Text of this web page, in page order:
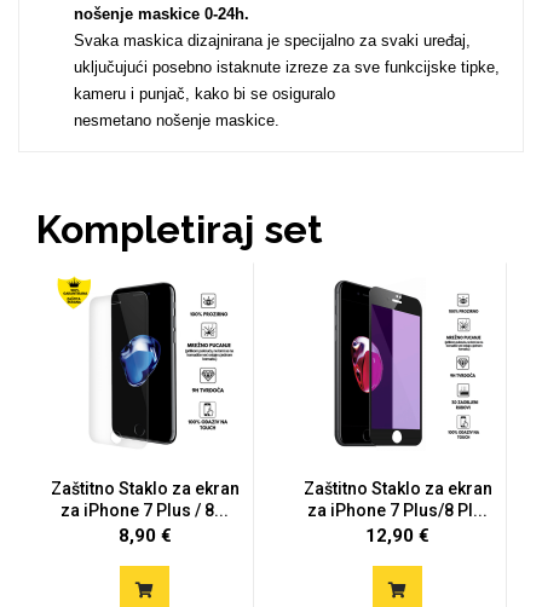
nošenje maskice 0-24h.
Svaka maskica dizajnirana je specijalno za svaki uređaj,
uključujući posebno istaknute izreze za sve funkcijske tipke,
kameru i punjač, kako bi se osiguralo
nesmetano nošenje maskice.
Kompletiraj set
Zaštitno Staklo za ekran
za iPhone 7 Plus / 8...
8,90 €
Zaštitno Staklo za ekran
za iPhone 7 Plus/8 Pl...
12,90 €
Gaming motivi Crtani filmovi
Sportski motivi Obiteljski motivi